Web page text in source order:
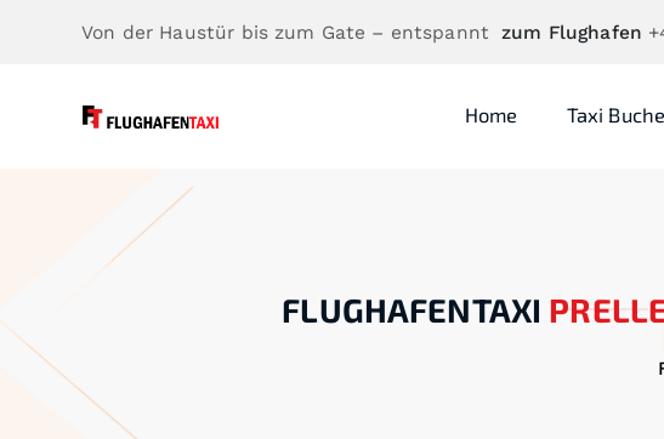
Von der Haustür bis zum Gate – entspannt zum Flughafen
Home Taxi
FLUGHAFENTAXI